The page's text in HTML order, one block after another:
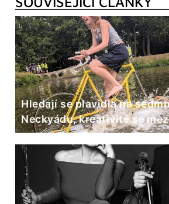
Hledají se plavidla na
Neckyádu, kreativitě se